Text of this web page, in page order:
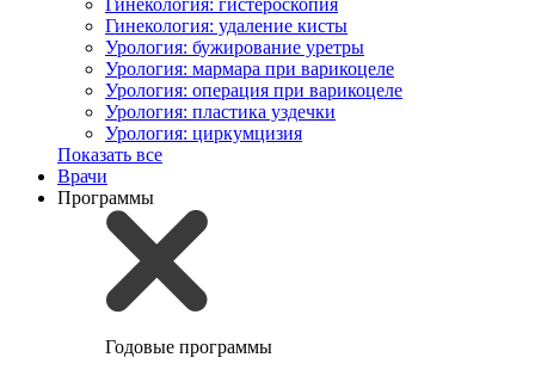
Гинекология: гистероскопия
Гинекология: удаление кисты
Урология: бужирование уретры
Урология: мармара при варикоцеле
Урология: операция при варикоцеле
Урология: пластика уздечки
Урология: циркумцизия
Показать все
Врачи
Программы
Годовые программы